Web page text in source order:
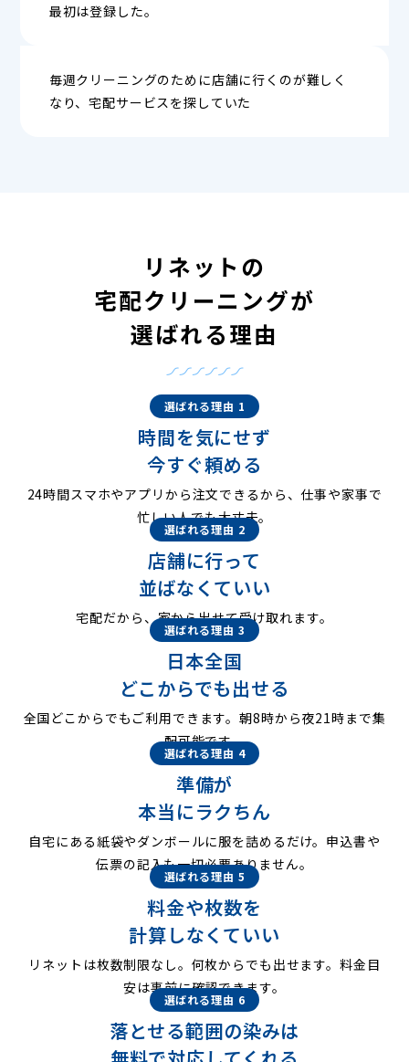
最初は登録した。
毎週クリーニングのために店舗に行くのが難しく
なり、宅配サービスを探していた
リネットの
宅配クリーニングが
選ばれる理由
選ばれる理由 1
時間を気にせず
今すぐ頼める
24時間スマホやアプリから注文できるから、仕事や家事で
忙しい人でも大丈夫。
選ばれる理由 2
店舗に行って
並ばなくていい
宅配だから、家から出せて受け取れます。
選ばれる理由 3
日本全国
どこからでも出せる
全国どこからでもご利用できます。朝8時から夜21時まで集
配可能です。
選ばれる理由 4
準備が
本当にラクちん
自宅にある紙袋やダンボールに服を詰めるだけ。申込書や
伝票の記入も一切必要ありません。
選ばれる理由 5
料金や枚数を
計算しなくていい
リネットは枚数制限なし。何枚からでも出せます。料金目
安は事前に確認できます。
選ばれる理由 6
落とせる範囲の染みは